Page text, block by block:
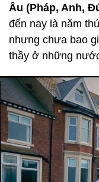
Âu (Pháp, Anh,
đến nay là năm
nhưng chưa bao
thầy ở những